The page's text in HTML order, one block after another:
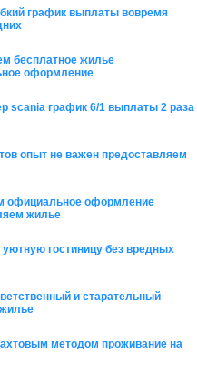
график выплаты вовремя
бесплатное жилье
оформление
scania график 6/1 выплаты 2 раза
опыт не важен предоставляем
официальное оформление
жилье
гостиницу без вредных
и старательный
методом проживание на